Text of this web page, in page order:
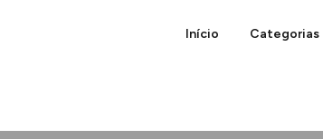
Início Categorias